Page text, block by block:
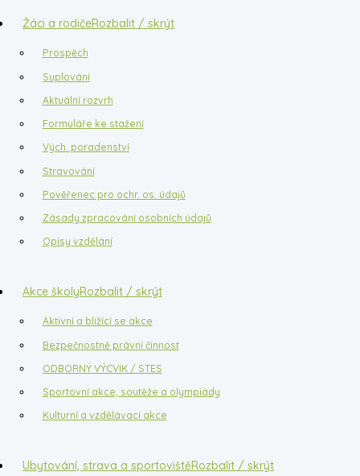
Žáci a rodičeRozbalit / skrýt
Prospěch
Suplování
Aktuální rozvrh
Formuláře ke stažení
Vých. poradenství
Stravování
Pověřenec pro ochr. os. údajů
Zásady zpracování osobních údajů
Opisy vzdělání
Akce školyRozbalit / skrýt
Aktivní a blížící se akce
Bezpečnostně právní činnost
ODBORNÝ VÝCVIK / STES
Sportovní akce, soutěže a olympiády
Kulturní a vzdělávací akce
Ubytování, strava a sportovištěRozbalit / skrýt